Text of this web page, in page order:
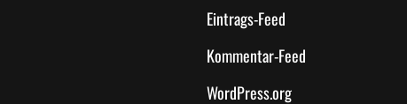
Eintrags-Feed
Kommentar-Feed
WordPress.org